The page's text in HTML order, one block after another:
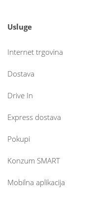
Usluge
Internet trgovina
Dostava
Drive In
Express dostava
Pokupi
Konzum SMART
Mobilna aplikacija